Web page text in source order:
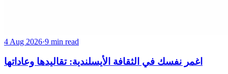
4 Aug 2026·9 min read
اغمر نفسك في الثقافة الأيسلندية: تقاليدها وعاداتها